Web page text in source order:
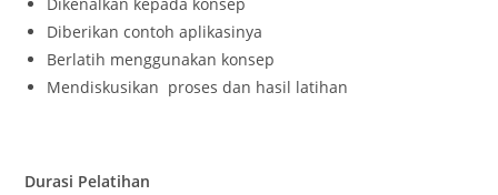
Diberikan contoh aplikasinya
Berlatih menggunakan konsep
Mendiskusikan proses dan hasil latihan
Durasi Pelatihan